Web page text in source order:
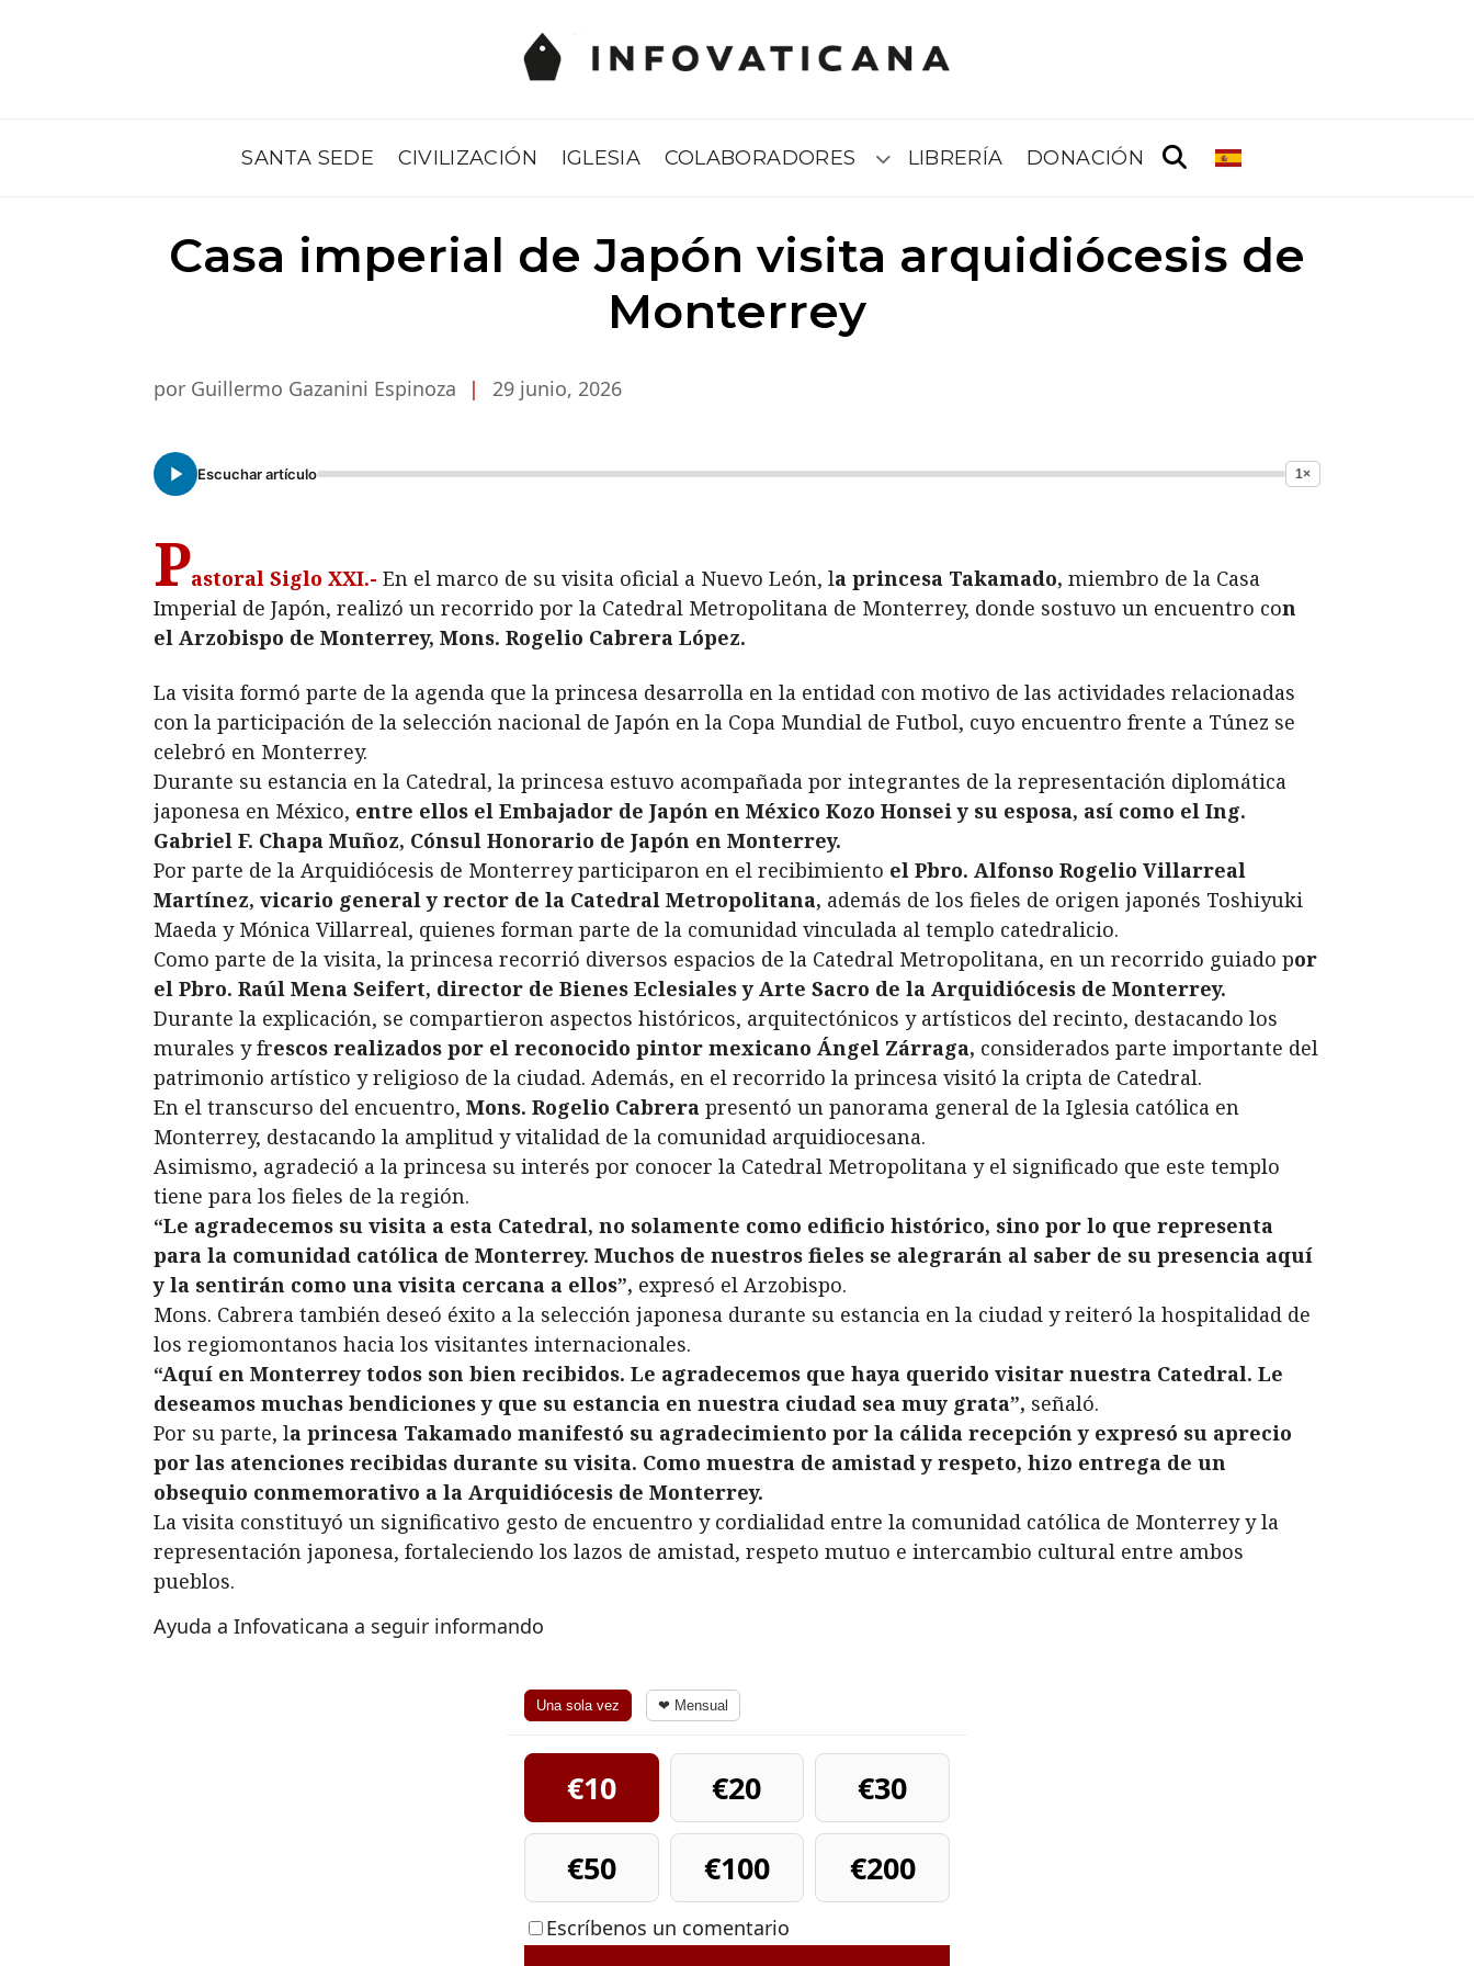
SANTA SEDE CIVILIZACIÓN IGLESIA COLABORADORES Submenú
LIBRERÍA DONACIÓN
Casa imperial de Japón visita arquidiócesis de
Monterrey
por Guillermo Gazanini Espinoza | 29 junio, 2026
Escuchar artículo 1×
Pastoral Siglo XXI.- En el marco de su visita oficial a Nuevo León, la princesa Takamado, miembro de la Casa
Imperial de Japón, realizó un recorrido por la Catedral Metropolitana de Monterrey, donde sostuvo un encuentro con
el Arzobispo de Monterrey, Mons. Rogelio Cabrera López.
La visita formó parte de la agenda que la princesa desarrolla en la entidad con motivo de las actividades relacionadas
con la participación de la selección nacional de Japón en la Copa Mundial de Futbol, cuyo encuentro frente a Túnez se
celebró en Monterrey.
Durante su estancia en la Catedral, la princesa estuvo acompañada por integrantes de la representación diplomática
japonesa en México, entre ellos el Embajador de Japón en México Kozo Honsei y su esposa, así como el Ing.
Gabriel F. Chapa Muñoz, Cónsul Honorario de Japón en Monterrey.
Por parte de la Arquidiócesis de Monterrey participaron en el recibimiento el Pbro. Alfonso Rogelio Villarreal
Martínez, vicario general y rector de la Catedral Metropolitana, además de los fieles de origen japonés Toshiyuki
Maeda y Mónica Villarreal, quienes forman parte de la comunidad vinculada al templo catedralicio.
Como parte de la visita, la princesa recorrió diversos espacios de la Catedral Metropolitana, en un recorrido guiado por
el Pbro. Raúl Mena Seifert, director de Bienes Eclesiales y Arte Sacro de la Arquidiócesis de Monterrey.
Durante la explicación, se compartieron aspectos históricos, arquitectónicos y artísticos del recinto, destacando los
murales y frescos realizados por el reconocido pintor mexicano Ángel Zárraga, considerados parte importante del
patrimonio artístico y religioso de la ciudad. Además, en el recorrido la princesa visitó la cripta de Catedral.
En el transcurso del encuentro, Mons. Rogelio Cabrera presentó un panorama general de la Iglesia católica en
Monterrey, destacando la amplitud y vitalidad de la comunidad arquidiocesana.
Asimismo, agradeció a la princesa su interés por conocer la Catedral Metropolitana y el significado que este templo
tiene para los fieles de la región.
“Le agradecemos su visita a esta Catedral, no solamente como edificio histórico, sino por lo que representa
para la comunidad católica de Monterrey. Muchos de nuestros fieles se alegrarán al saber de su presencia aquí
y la sentirán como una visita cercana a ellos”, expresó el Arzobispo.
Mons. Cabrera también deseó éxito a la selección japonesa durante su estancia en la ciudad y reiteró la hospitalidad de
los regiomontanos hacia los visitantes internacionales.
“Aquí en Monterrey todos son bien recibidos. Le agradecemos que haya querido visitar nuestra Catedral. Le
deseamos muchas bendiciones y que su estancia en nuestra ciudad sea muy grata”, señaló.
Por su parte, la princesa Takamado manifestó su agradecimiento por la cálida recepción y expresó su aprecio
por las atenciones recibidas durante su visita. Como muestra de amistad y respeto, hizo entrega de un
obsequio conmemorativo a la Arquidiócesis de Monterrey.
La visita constituyó un significativo gesto de encuentro y cordialidad entre la comunidad católica de Monterrey y la
representación japonesa, fortaleciendo los lazos de amistad, respeto mutuo e intercambio cultural entre ambos
pueblos.
Ayuda a Infovaticana a seguir informando
Una sola vez ❤ Mensual
€10 €20
€30
€50
€100 €200
Escríbenos un comentario